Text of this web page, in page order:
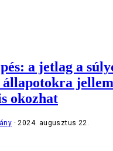
a jetlag a
állapotokra
okozhat
2024. augusztus 22.